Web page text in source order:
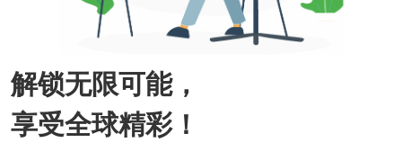
解锁无限可能，
享受全球精彩！